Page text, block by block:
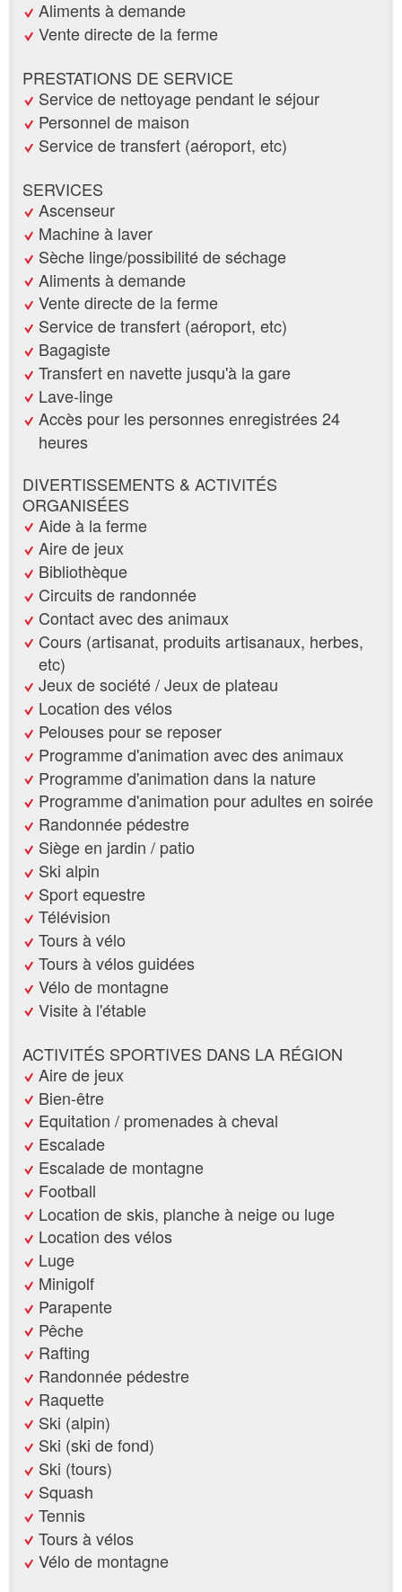
Aliments à demande
Vente directe de la ferme
PRESTATIONS DE SERVICE
Service de nettoyage pendant le séjour
Personnel de maison
Service de transfert (aéroport, etc)
SERVICES
Ascenseur
Machine à laver
Sèche linge/possibilité de séchage
Aliments à demande
Vente directe de la ferme
Service de transfert (aéroport, etc)
Bagagiste
Transfert en navette jusqu'à la gare
Lave-linge
Accès pour les personnes enregistrées 24
heures
DIVERTISSEMENTS & ACTIVITÉS
ORGANISÉES
Aide à la ferme
Aire de jeux
Bibliothèque
Circuits de randonnée
Contact avec des animaux
Cours (artisanat, produits artisanaux, herbes,
etc)
Jeux de société / Jeux de plateau
Location des vélos
Pelouses pour se reposer
Programme d'animation avec des animaux
Programme d'animation dans la nature
Programme d'animation pour adultes en soirée
Randonnée pédestre
Siège en jardin / patio
Ski alpin
Sport equestre
Télévision
Tours à vélo
Tours à vélos guidées
Vélo de montagne
Visite à l'étable
ACTIVITÉS SPORTIVES DANS LA RÉGION
Aire de jeux
Bien-être
Equitation / promenades à cheval
Escalade
Escalade de montagne
Football
Location de skis, planche à neige ou luge
Location des vélos
Luge
Minigolf
Parapente
Pêche
Rafting
Randonnée pédestre
Raquette
Ski (alpin)
Ski (ski de fond)
Ski (tours)
Squash
Tennis
Tours à vélos
Vélo de montagne